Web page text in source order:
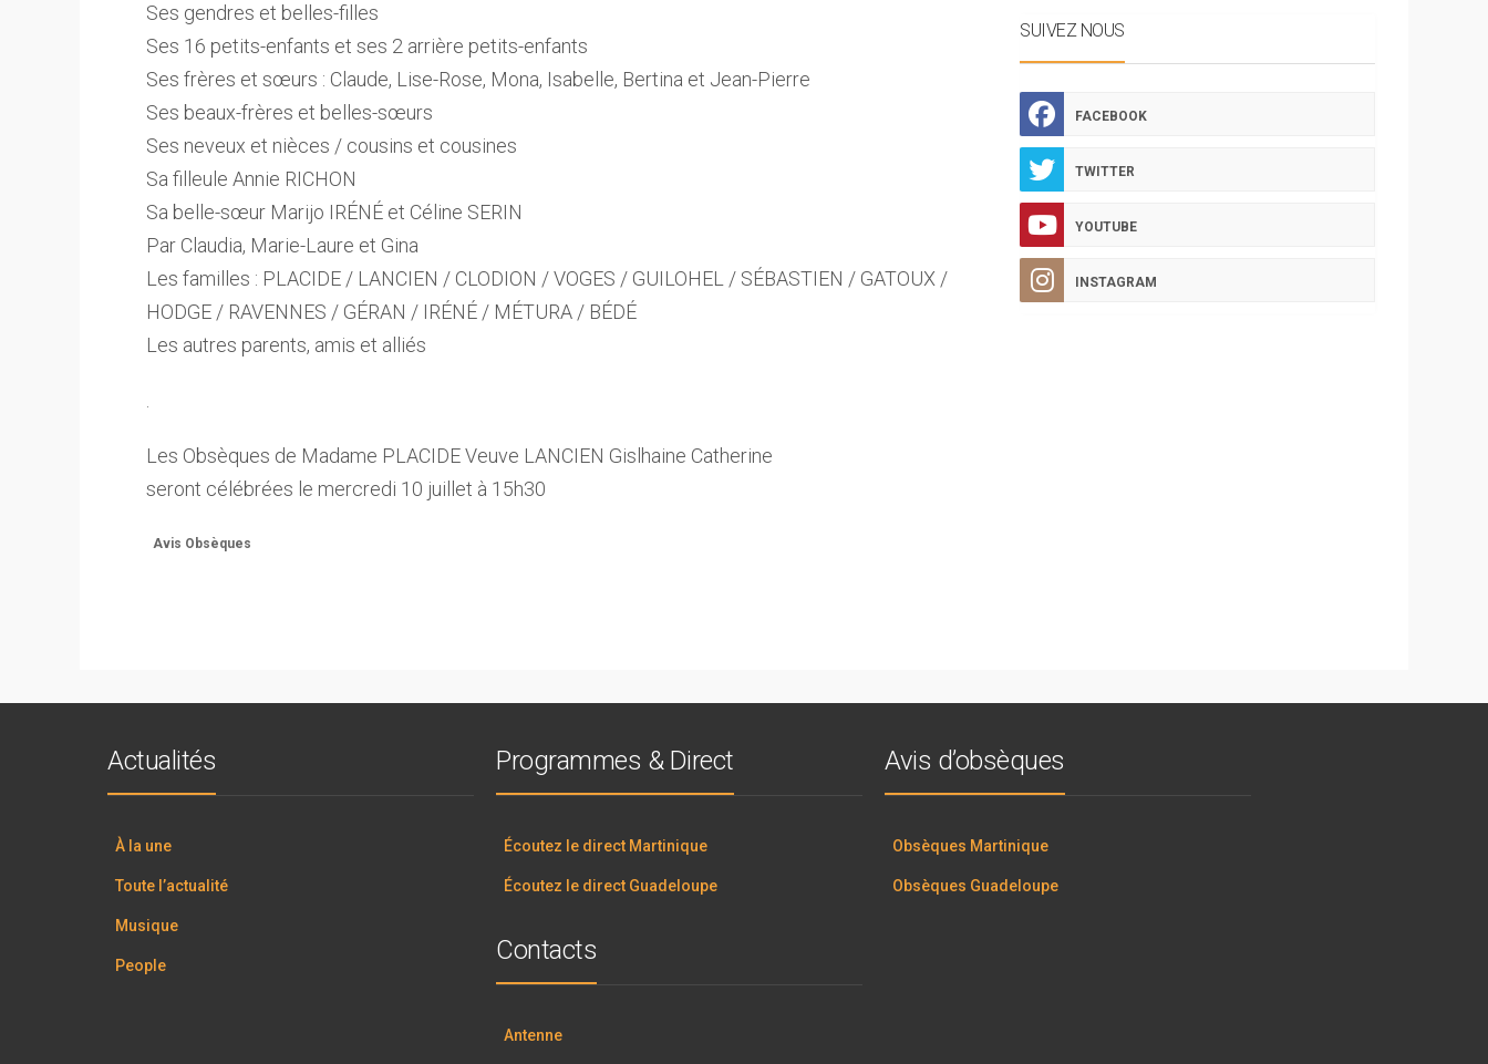
Ses gendres et belles-filles
Ses 16 petits-enfants et ses 2 arrière petits-enfants
Ses frères et sœurs : Claude, Lise-Rose, Mona, Isabelle, Bertina et Jean-Pierre
Ses beaux-frères et belles-sœurs
Ses neveux et nièces / cousins et cousines
Sa filleule Annie RICHON
Sa belle-sœur Marijo IRÉNÉ et Céline SERIN
Par Claudia, Marie-Laure et Gina
Les familles : PLACIDE / LANCIEN / CLODION / VOGES / GUILOHEL / SÉBASTIEN / GATOUX /
HODGE / RAVENNES / GÉRAN / IRÉNÉ / MÉTURA / BÉDÉ
Les autres parents, amis et alliés
Les Obsèques de Madame PLACIDE Veuve LANCIEN Gislhaine Catherine
seront célébrées le mercredi 10 juillet à 15h30
Avis Obsèques
SUIVEZ NOUS
FACEBOOK
TWITTER
YOUTUBE
INSTAGRAM
Actualités
À la une
Toute l’actualité
Musique
People
Programmes & Direct
Écoutez le direct Martinique
Écoutez le direct Guadeloupe
Avis d’obsèques
Obsèques Martinique
Obsèques Guadeloupe
Contacts
Antenne